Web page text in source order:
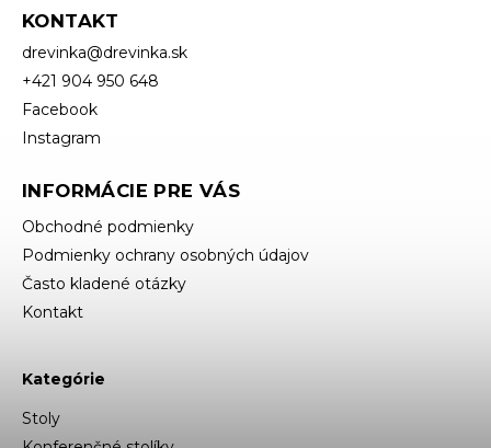
KONTAKT
drevinka@drevinka.sk
+421 904 950 648
Facebook
Instagram
INFORMÁCIE PRE VÁS
Obchodné podmienky
Podmienky ochrany osobných údajov
Často kladené otázky
Kontakt
Kategórie
Stoly